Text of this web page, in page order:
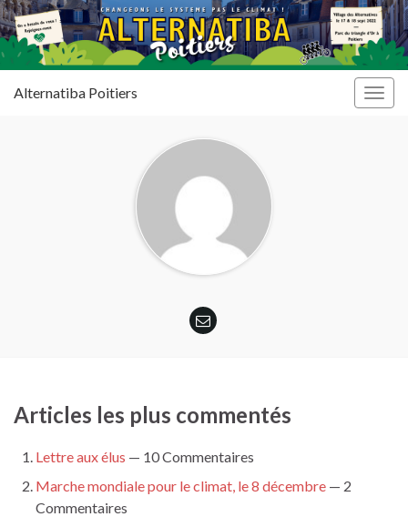
Alternatiba Poitiers
Articles les plus commentés
Lettre aux élus — 10 Commentaires
Marche mondiale pour le climat, le 8 décembre — 2
Commentaires